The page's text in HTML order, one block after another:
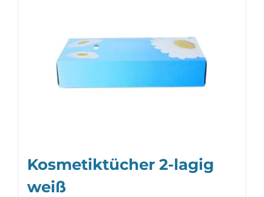
Kosmetiktücher 2-lagig
weiß